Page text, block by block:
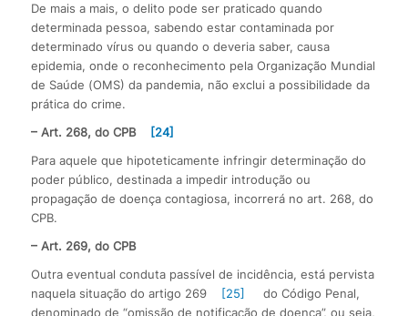
De mais a mais, o delito pode ser praticado quando
determinada pessoa, sabendo estar contaminada por
determinado vírus ou quando o deveria saber, causa
epidemia, onde o reconhecimento pela Organização Mundial
de Saúde (OMS) da pandemia, não exclui a possibilidade da
prática do crime.
– Art. 268, do CPB
[24]
Para aquele que hipoteticamente infringir determinação do
poder público, destinada a impedir introdução ou
propagação de doença contagiosa, incorrerá no art. 268, do
CPB.
– Art. 269, do CPB
Outra eventual conduta passível de incidência, está pervista
naquela situação do artigo 269
[25]
do Código Penal,
denominado de “omissão de notificação de doença”, ou seja,